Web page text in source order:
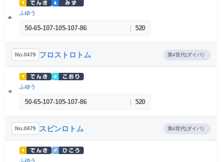
ふゆう
50-65-107-105-107-86 520
No.0479 フロストロトム 第4世代(ダイパ）
ふゆう
50-65-107-105-107-86 520
No.0479 スピンロトム 第4世代(ダイパ）
ふゆう